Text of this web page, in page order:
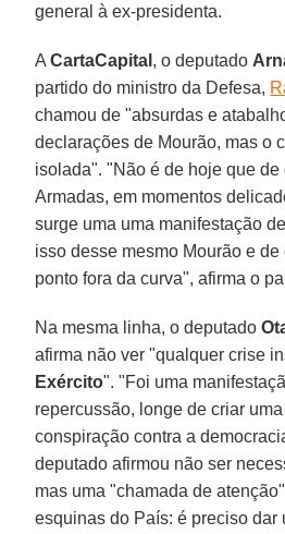
general à ex-presidenta.
ACartaCapital , o deputado
partido do ministro da Defesa,
chamou de "absurdas e
declarações de Mourão, mas o
isolada". "Não é de hoje que de
Armadas, em momentos
surge uma uma manifestação
isso desse mesmo Mourão e de
ponto fora da curva", afirma o
Na mesma linha, o deputado
afirma não ver "qualquer crise
Exército". "Foi uma
repercussão, longe de criar
conspiração contra a
deputado afirmou não ser
mas uma "chamada de
esquinas do País: é preciso dar